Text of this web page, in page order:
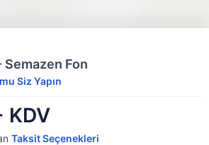
Fon
Siz Yapın
KDV
Taksit Seçenekleri